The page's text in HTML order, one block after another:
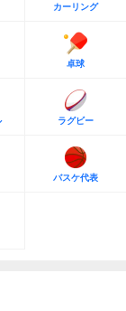
カーリング
卓球
ラグビー
バスケ代表